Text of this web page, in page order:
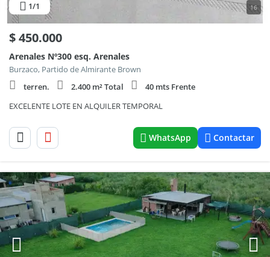
1/1 16
$450.000
Arenales Nº300 esq. Arenales
Burzaco, Partido de Almirante Brown
terren.
2.400 m² Total
40 mts Frente
EXCELENTE LOTE EN ALQUILER TEMPORAL
WhatsApp Contactar